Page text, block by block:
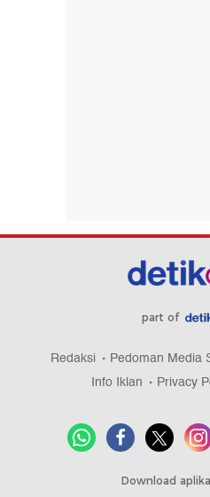
part of
Redaksi Pedoman Media
Info Iklan
Privacy
Download